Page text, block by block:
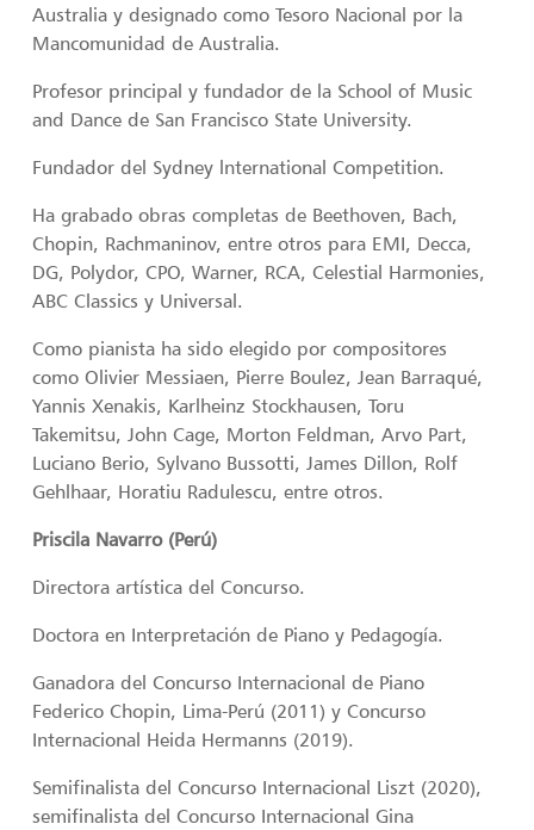
Australia y designado como Tesoro Nacional por la
Mancomunidad de Australia.
Profesor principal y fundador de la School of Music
and Dance de San Francisco State University.
Fundador del Sydney lnternational Competition.
Ha grabado obras completas de Beethoven, Bach,
Chopin, Rachmaninov, entre otros para EMI, Decca,
DG, Polydor, CPO, Warner, RCA, Celestial Harmonies,
ABC Classics y Universal.
Como pianista ha sido elegido por compositores
como Olivier Messiaen, Pierre Boulez, Jean Barraqué,
Yannis Xenakis, Karlheinz Stockhausen, Toru
Takemitsu, John Cage, Morton Feldman, Arvo Part,
Luciano Berio, Sylvano Bussotti, James Dillon, Rolf
Gehlhaar, Horatiu Radulescu, entre otros.
Priscila Navarro (Perú)
Directora artística del Concurso.
Doctora en Interpretación de Piano y Pedagogía.
Ganadora del Concurso Internacional de Piano
Federico Chopin, Lima-Perú (2011) y Concurso
Internacional Heida Hermanns (2019).
Semifinalista del Concurso Internacional Liszt (2020),
semifinalista del Concurso Internacional Gina